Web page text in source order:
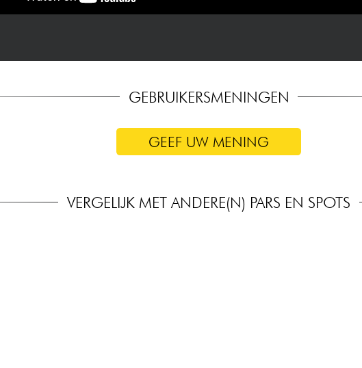
GEBRUIKERSMENINGEN
GEEF UW MENING
VERGELIJK MET ANDERE(N) PARS EN SPOTS